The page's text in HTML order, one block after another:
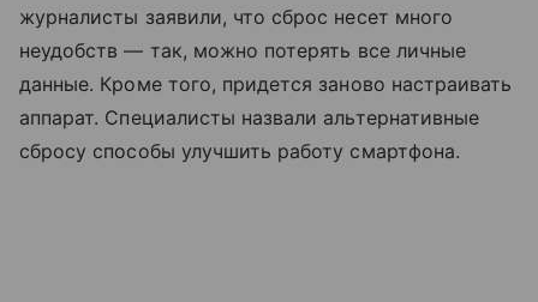
журналисты заявили, что сброс несет много
неудобств — так, можно потерять все личные
данные. Кроме того, придется заново настраивать
аппарат. Специалисты назвали альтернативные
сбросу способы улучшить работу смартфона.